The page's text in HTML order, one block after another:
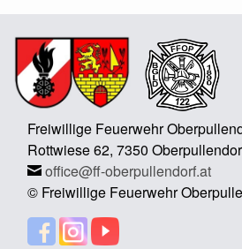
Freiwillige Feuerwehr
Rottwiese 62, 7350
office@ff-oberpullendorf.at
© Freiwillige Feuerwehr